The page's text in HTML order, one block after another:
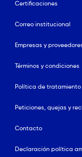
Certificaciones
Correo institucional
Empresas y
Términos y condiciones
Política de
Peticiones, quejas y
Contacto
Declaración política